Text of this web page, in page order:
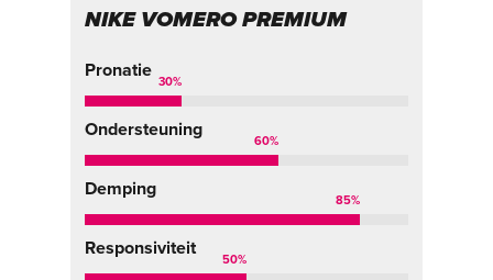
NIKE VOMERO PREMIUM
Pronatie
30%
Ondersteuning
60%
Demping
85%
Responsiviteit
50%